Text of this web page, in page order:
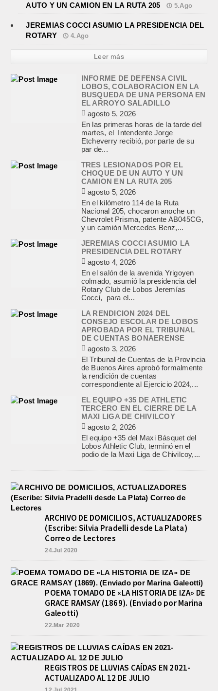
AUTO Y UN CAMION EN LA RUTA 205
5.Ago
JEREMIAS COCCI ASUMIO LA PRESIDENCIA DEL
ROTARY
4.Ago
Leer más
INFORME DE DEFENSA CIVIL
LOBOS, COLABORACION EN LA
BUSQUEDA DE UNA PERSONA EN
EL ARROYO SALADILLO
agosto 5, 2026
En las primeras horas de la tarde del
martes, el Intendente Jorge
Etcheverry recibió, por parte de su
par de...
TRES LESIONADOS POR EL
CHOQUE DE UN AUTO Y UN
CAMION EN LA RUTA 205
agosto 5, 2026
En el kilómetro 114 de la Ruta
Nacional 205, chocaron anoche un
Chevrolet Prisma, patente AB045CG,
y un camión Mercedes Benz,...
JEREMIAS COCCI ASUMIO LA
PRESIDENCIA DEL ROTARY
agosto 4, 2026
En el salón de la avenida Yrigoyen
colmado, asumió la presidencia del
Rotary Club de Lobos Jeremías
Cocci, para el...
LA RENDICION 2024 DEL
CONSEJO ESCOLAR DE LOBOS
APROBADA POR EL TRIBUNAL
DE CUENTAS BONAERENSE
agosto 3, 2026
El Tribunal de Cuentas de la Provincia
de Buenos Aires aprobó formalmente
la rendición de cuentas
correspondiente al Ejercicio 2024,...
EL EQUIPO +35 DE ATHLETIC
TERCERO EN EL CIERRE DE LA
MAXI LIGA DE CHIVILCOY
agosto 2, 2026
El equipo +35 del Maxi Básquet del
Lobos Athletic Club, terminó en el
podio de la Maxi Liga de Chivilcoy,...
ARCHIVO DE DOMICILIOS, ACTUALIZADORES
(Escribe: Silvia Pradelli desde La Plata)
Correo de Lectores
24.Jul 2020
POEMA TOMADO DE «LA HISTORIA DE IZA» DE
GRACE RAMSAY (1869). (Enviado por Marina
Galeotti)
22.Mar 2020
REGISTROS DE LLUVIAS CAÍDAS EN 2021-
ACTUALIZADO AL 12 DE JULIO